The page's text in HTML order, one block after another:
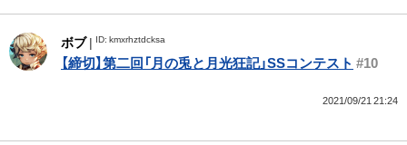
ボブ| ID: kmxrhztdcksa
【締切】第二回「月の兎と月光狂記」SSコンテスト #10
2021/09/21 21:24